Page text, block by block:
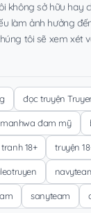
không sở hữu hay
làm ảnh hưởng
tôi sẽ xem xét
đọc truyện
manhwa đam mỹ
18+ truyện
sanyteam